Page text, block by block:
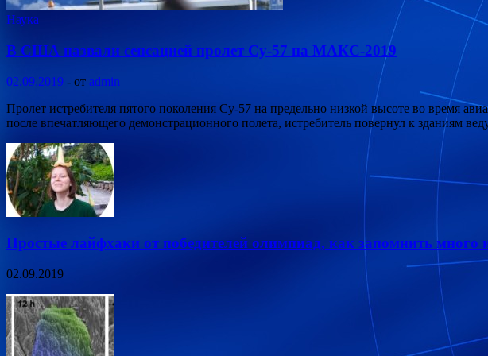
Наука
В США назвали сенсацией пролет Су-57 на МАКС-2019
02.09.2019 - от admin
Пролет истребителя пятого поколения Су-57 на предельно низкой высоте во время
после впечатляющего демонстрационного полета, истребитель повернул к зданиям
Простые лайфхаки от победителей олимпиад, как запомнить
02.09.2019